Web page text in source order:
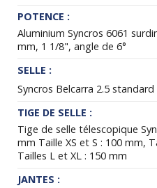
POTENCE :
Aluminium Syncros 6061
mm, 1 1/8", angle de 6°
SELLE :
Syncros Belcarra 2.5 standard
TIGE DE SELLE :
Tige de selle télescopique
mm Taille XS et S : 100 mm,
Tailles L et XL : 150 mm
JANTES :